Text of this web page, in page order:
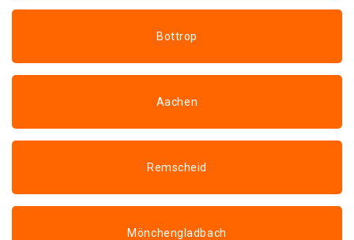
Bottrop
Aachen
Remscheid
Mönchengladbach